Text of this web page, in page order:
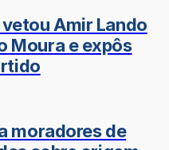
Amir Lando
Moura e expôs
moradores de